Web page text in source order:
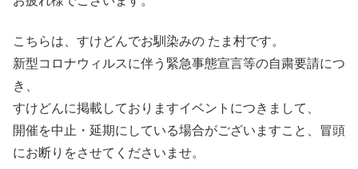
こちらは、すけどんでお馴染みの たま村です。
新型コロナウィルスに伴う緊急事態宣言等の自粛要請につ
き、
すけどんに掲載しておりますイベントにつきまして、
開催を中止・延期にしている場合がございますこと、冒頭
にお断りをさせてくださいませ。